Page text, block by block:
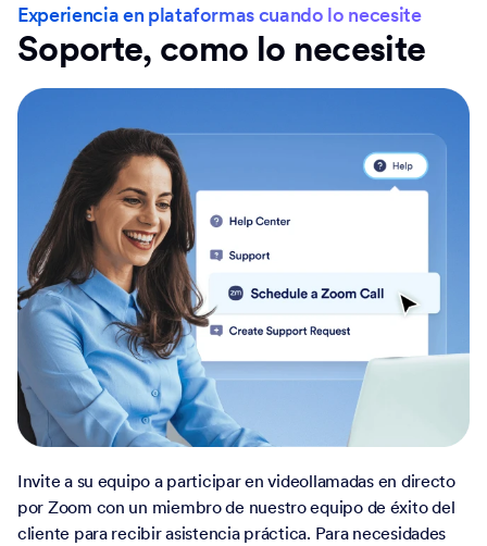
Experiencia en plataformas cuando lo necesite
Soporte, como lo necesite
Invite a su equipo a participar en videollamadas en directo
por Zoom con un miembro de nuestro equipo de éxito del
cliente para recibir asistencia práctica. Para necesidades